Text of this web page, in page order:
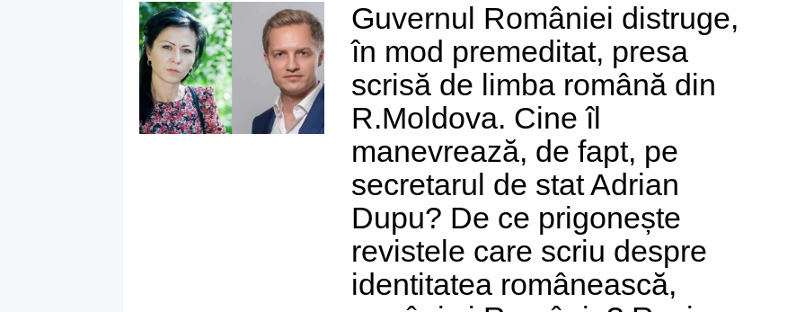
Guvernul României distruge,
în mod premeditat, presa
scrisă de limba română din
R.Moldova. Cine îl
manevrează, de fapt, pe
secretarul de stat Adrian
Dupu? De ce prigonește
revistele care scriu despre
identitatea românească,